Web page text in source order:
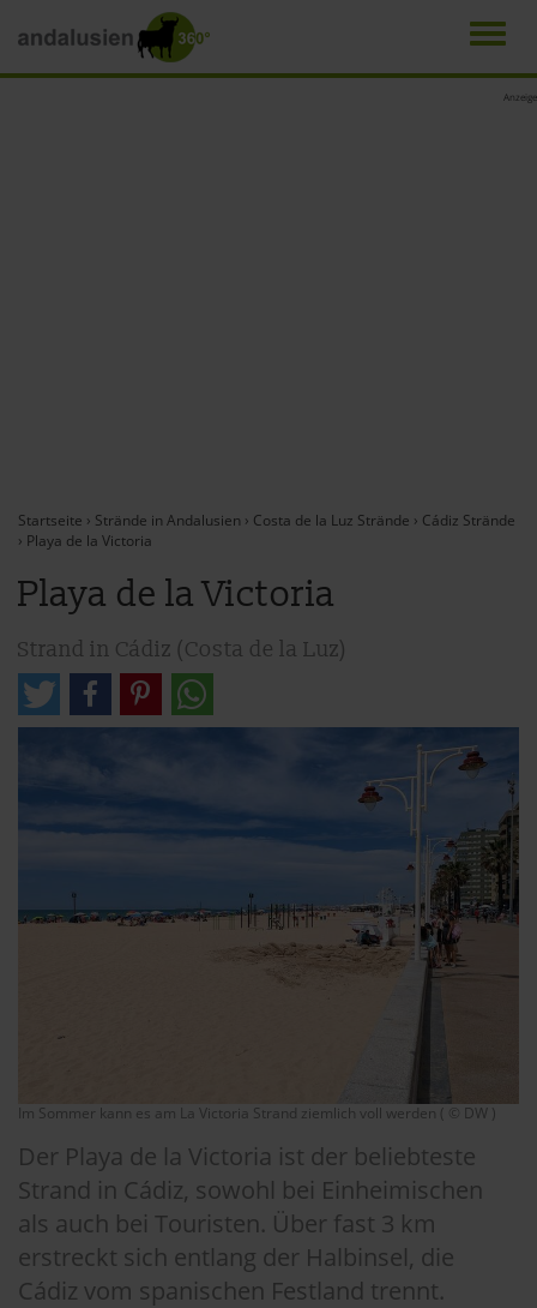
Anzeige
Startseite › Strände in Andalusien › Costa de la Luz Strände › Cádiz Strände
› Playa de la Victoria
Playa de la Victoria
Strand in Cádiz (Costa de la Luz)
Im Sommer kann es am La Victoria Strand ziemlich voll werden ( © DW )
Der Playa de la Victoria ist der beliebteste
Strand in Cádiz, sowohl bei Einheimischen
als auch bei Touristen. Über fast 3 km
erstreckt sich entlang der Halbinsel, die
Cádiz vom spanischen Festland trennt.